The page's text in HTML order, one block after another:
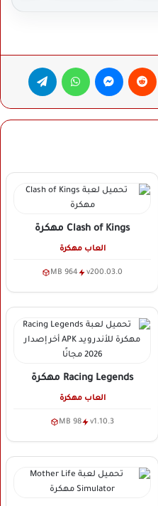
بينتيريست ماسنجر واتساب
Clash of Kings مهكرة
العاب مهكرة
v200.03.0
964 MB
Racing Legends مهكرة
العاب مهكرة
v1.10.3
98 MB